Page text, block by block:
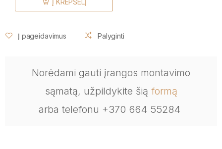
Į pageidavimus Palyginti
Norėdami gauti įrangos montavimo
sąmatą, užpildykite šią formą
arba telefonu +370 664 55284